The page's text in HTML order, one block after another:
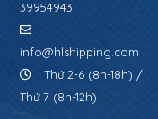
39954943
info@hlshipping.com
Thứ 2-6 (8h-18h) /
Thứ 7 (8h-12h)